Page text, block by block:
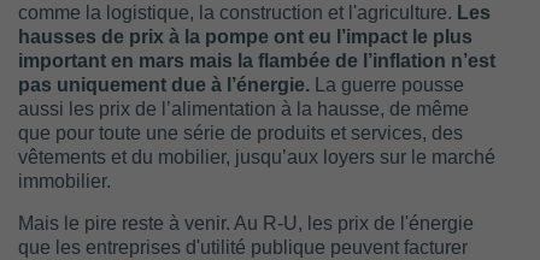
comme la logistique, la construction et l'agriculture. Les
hausses de prix à la pompe ont eu l’impact le plus
important en mars mais la flambée de l’inflation n’est
pas uniquement due à l’énergie. La guerre pousse
aussi les prix de l’alimentation à la hausse, de même
que pour toute une série de produits et services, des
vêtements et du mobilier, jusqu’aux loyers sur le marché
immobilier.
Mais le pire reste à venir. Au R-U, les prix de l'énergie
que les entreprises d'utilité publique peuvent facturer